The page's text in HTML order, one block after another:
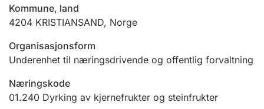
Ektepaktveileder
Kommune, land
4204 KRISTIANSAND, Norge
Organisasjonsform
Underenhet til næringsdrivende og offentlig forvaltning
Næringskode
01.240 Dyrking av kjernefrukter og steinfrukter